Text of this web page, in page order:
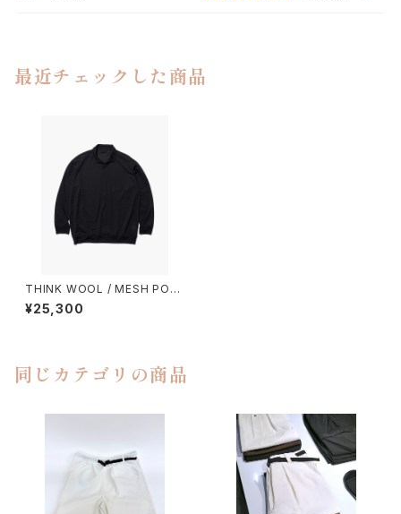
最近チェックした商品
THINK WOOL / MESH POL
O SHIRTS LS
¥25,300
同じカテゴリの商品